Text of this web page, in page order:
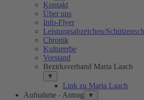
Kontakt
Über uns
Info-Flyer
Leistungsabzeichen/
Chronik
Kulturerbe
Vorstand
Bezirksverband Maria Laach
▼
Link zu Maria Laach
Aufnahme - Antrag
▼